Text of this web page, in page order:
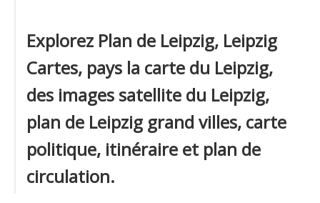
Explorez Plan de Leipzig, Leipzig
Cartes, pays la carte du Leipzig,
des images satellite du Leipzig,
plan de Leipzig grand villes, carte
politique, itinéraire et plan de
circulation.